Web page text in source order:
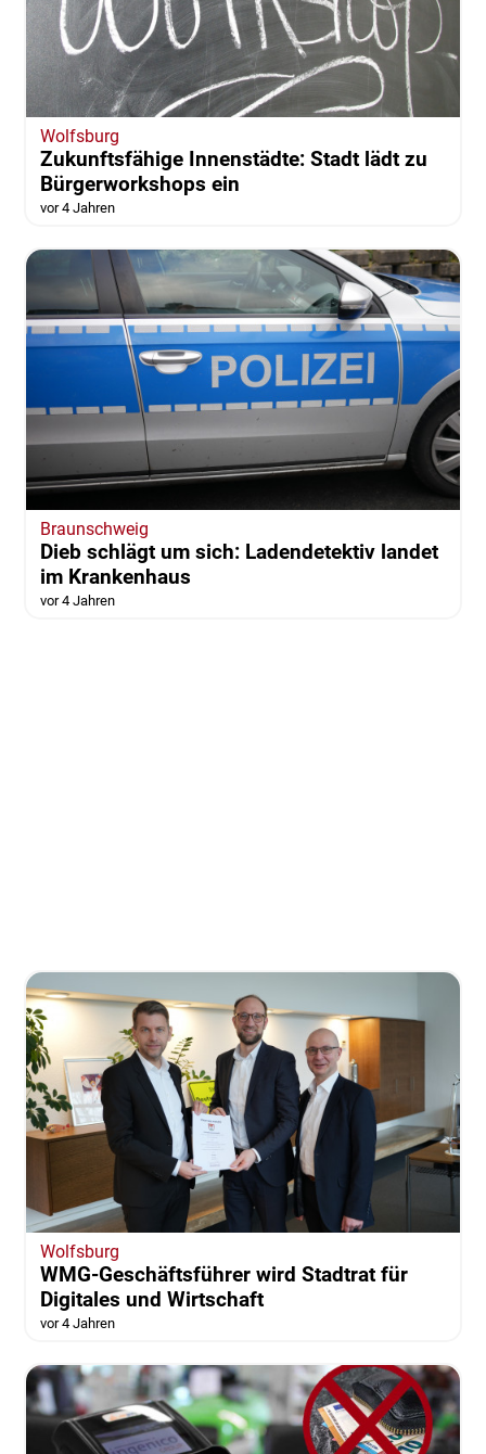
Wolfsburg
Zukunftsfähige Innenstädte: Stadt lädt zu
Bürgerworkshops ein
vor 4 Jahren
Braunschweig
Dieb schlägt um sich: Ladendetektiv landet
im Krankenhaus
vor 4 Jahren
Wolfsburg
WMG-Geschäftsführer wird Stadtrat für
Digitales und Wirtschaft
vor 4 Jahren